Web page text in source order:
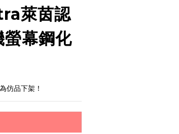
萊茵認
幕鋼化
仿品下架！